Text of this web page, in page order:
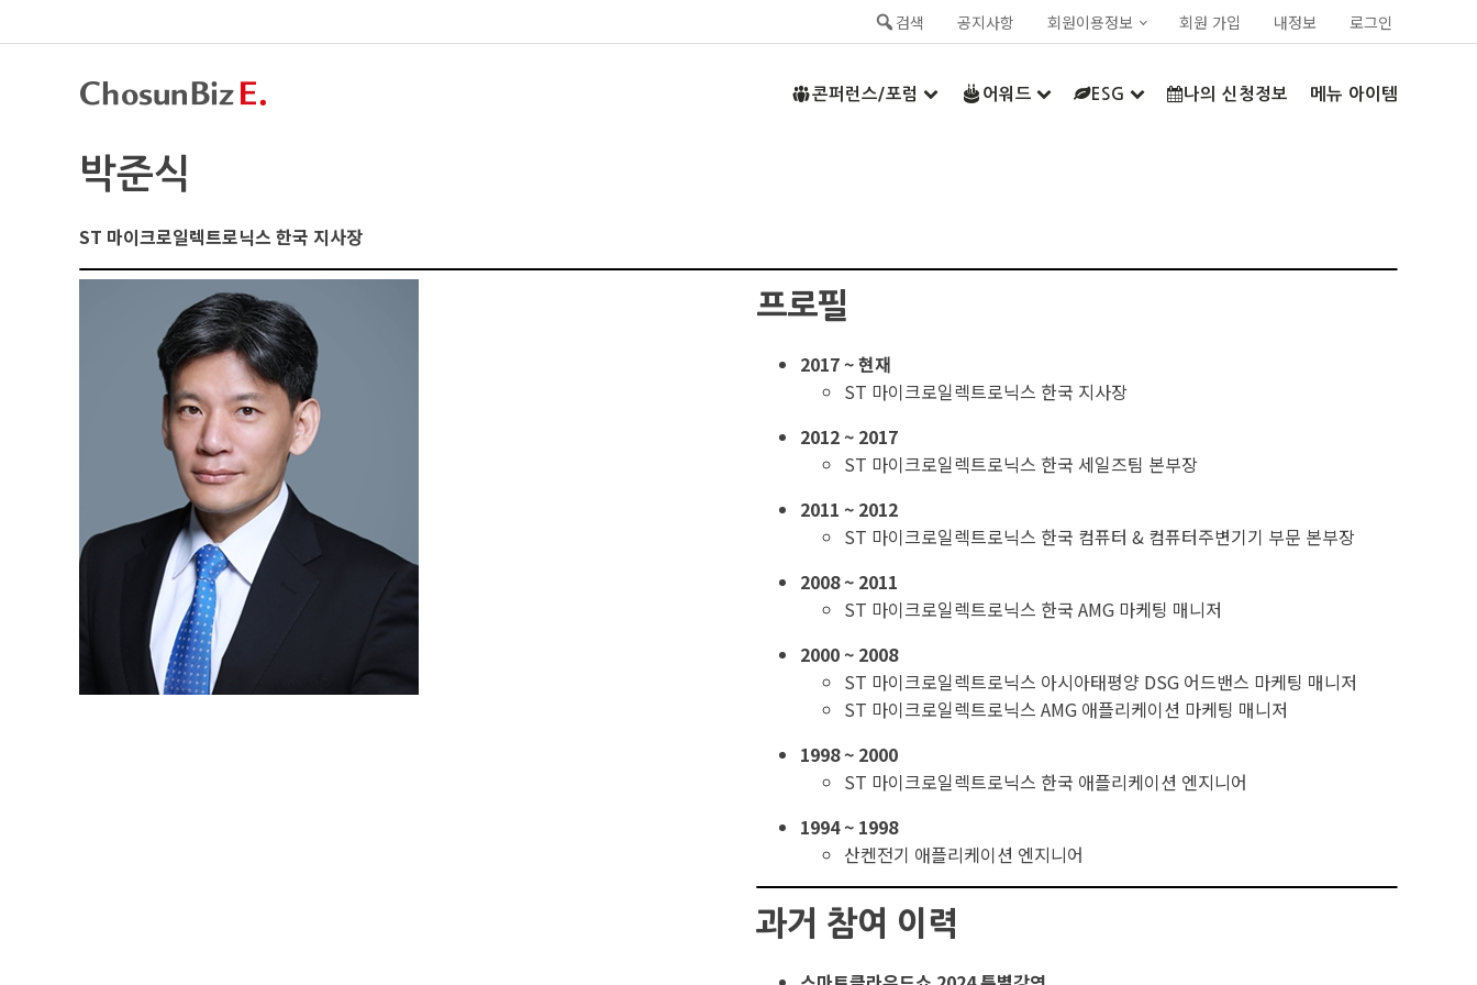
검색 공지사항 회원이용정보 회원 가입 내정보 로그인
콘퍼런스/포럼 어워드 ESG 나의 신청정보 메뉴 아이템
박준식
ST 마이크로일렉트로닉스 한국 지사장
프로필
2017 ~ 현재
ST 마이크로일렉트로닉스 한국 지사장
2012 ~ 2017
ST 마이크로일렉트로닉스 한국 세일즈팀 본부장
2011 ~ 2012
ST 마이크로일렉트로닉스 한국 컴퓨터 & 컴퓨터주변기기 부문 본부장
2008 ~ 2011
ST 마이크로일렉트로닉스 한국 AMG 마케팅 매니저
2000 ~ 2008
ST 마이크로일렉트로닉스 아시아태평양 DSG 어드밴스 마케팅 매니저
ST 마이크로일렉트로닉스 AMG 애플리케이션 마케팅 매니저
1998 ~ 2000
ST 마이크로일렉트로닉스 한국 애플리케이션 엔지니어
1994 ~ 1998
산켄전기 애플리케이션 엔지니어
과거 참여 이력